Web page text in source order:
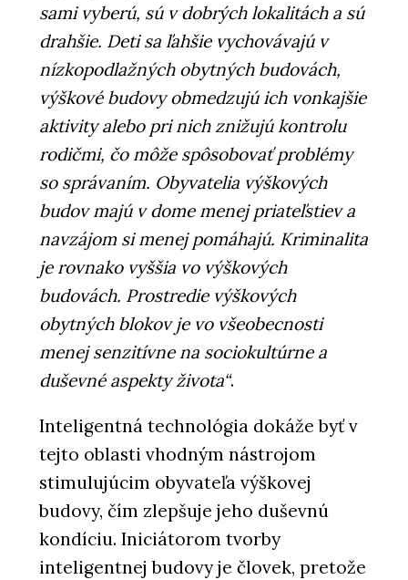
sami vyberú, sú v dobrých lokalitách a sú
drahšie. Deti sa ľahšie vychovávajú v
nízkopodlažných obytných budovách,
výškové budovy obmedzujú ich vonkajšie
aktivity alebo pri nich znižujú kontrolu
rodičmi, čo môže spôsobovať problémy
so správaním. Obyvatelia výškových
budov majú v dome menej priateľstiev a
navzájom si menej pomáhajú. Kriminalita
je rovnako vyššia vo výškových
budovách. Prostredie výškových
obytných blokov je vo všeobecnosti
menej senzitívne na sociokultúrne a
duševné aspekty života“.
Inteligentná technológia dokáže byť v
tejto oblasti vhodným nástrojom
stimulujúcim obyvateľa výškovej
budovy, čím zlepšuje jeho duševnú
kondíciu. Iniciátorom tvorby
inteligentnej budovy je človek, pretože